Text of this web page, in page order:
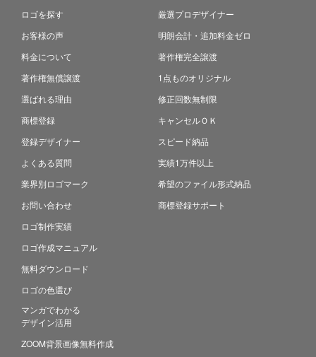
ロゴを探す
お客様の声
料金について
著作権無償譲渡
選ばれる理由
商標登録
登録デザイナー
よくある質問
業界別ロゴマーク
お問い合わせ
ロゴ制作実績
ロゴ作成マニュアル
無料ダウンロード
ロゴの色選び
マンガでわかる
デザイン活用
ZOOM背景画像無料作成
厳選プロデザイナー
明朗会計・追加料金ゼロ
著作権完全譲渡
1点ものオリジナル
修正回数無制限
キャンセルＯＫ
スピード納品
実績1万件以上
希望のファイル形式納品
商標登録サポート